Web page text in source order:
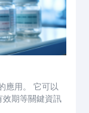
應用。 它可以
效期等關鍵資訊